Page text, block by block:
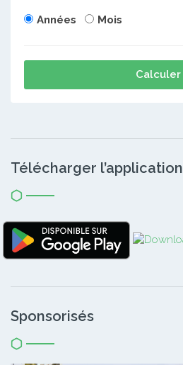
Années Mois
Calculer
Télécharger l’application
Sponsorisés